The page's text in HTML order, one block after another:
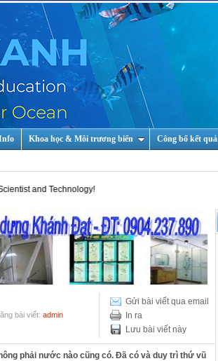
Khoa học & Môi trương biển Công bố kết quả
Technology!
Gửi bài viết qua email
In ra
Lưu bài viết này
bài viết: admin
phải nước nào cũng có. Đã có và duy trì thứ vũ